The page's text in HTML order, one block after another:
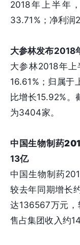
2018年上半年
33.71%；净利润
大参林发布2018
大参林2018年
16.61%；归属于
比增长15.92%。
为3404家。
中国生物制药
13亿
中国生物制药
较去年同期增长
达136567万元，
售占集团收入约